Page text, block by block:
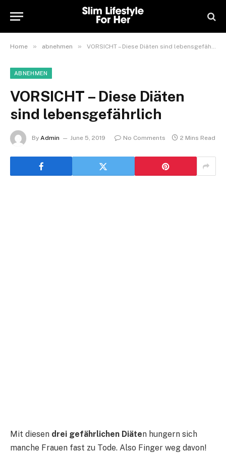
Home » abnehmen » VORSICHT – Diese Diäten sind lebensgefährlich
ABNEHMEN
VORSICHT – Diese Diäten
sind lebensgefährlich
By Admin June 5, 2019 No Comments 2 Mins Read
Mit diesen drei gefährlichen Diäten hungern sich
manche Frauen fast zu Tode. Also Finger weg davon!